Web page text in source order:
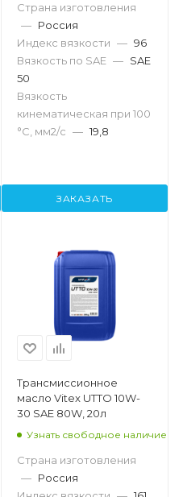
Страна изготовления
— Россия
Индекс вязкости — 96
Вязкость по SAE — SAE
50
Вязкость
кинематическая при 100
°С, мм2/с — 19,8
ЗАКАЗАТЬ
Трансмиссионное
масло Vitex UTTO 10W-
30 SAE 80W, 20л
Узнать свободное наличие
Страна изготовления
— Россия